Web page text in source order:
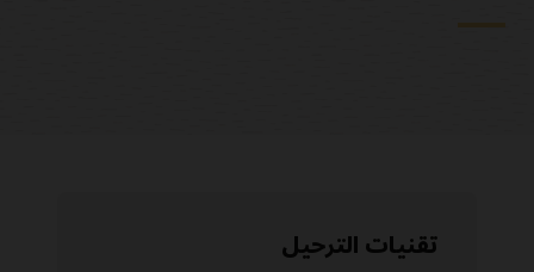
تقنيات الترحيل